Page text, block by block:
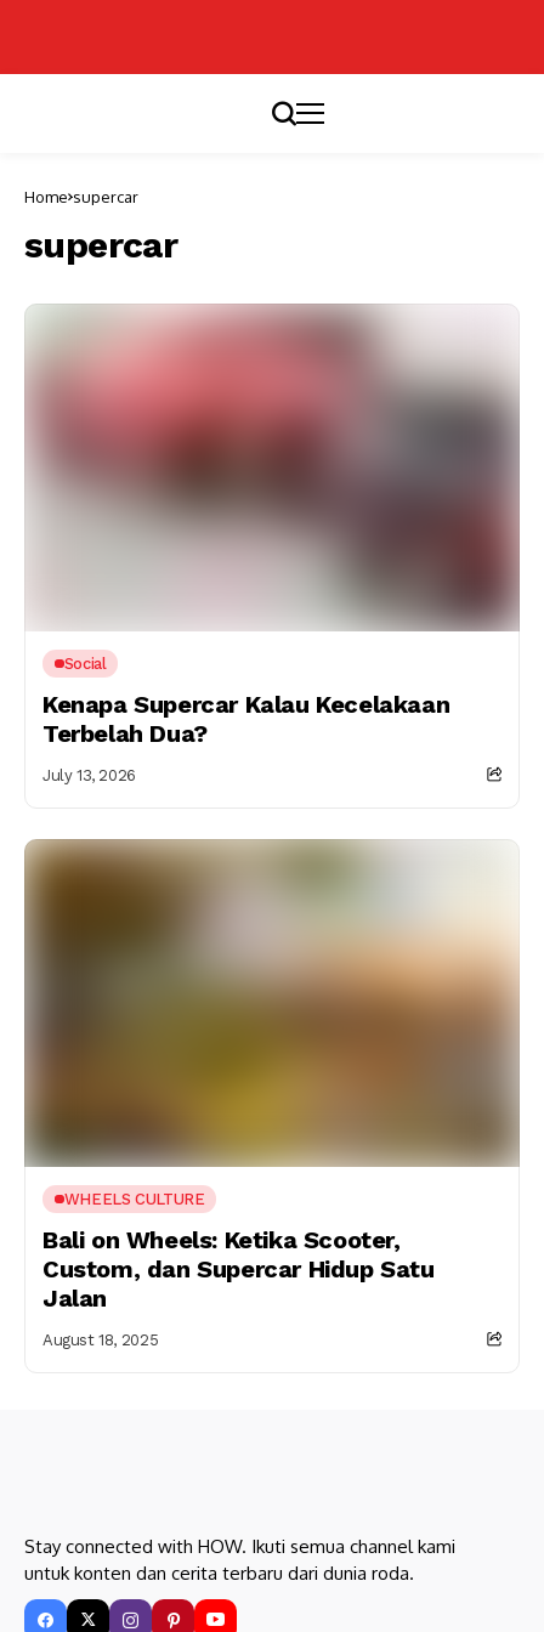
Home supercar
supercar
Social
Kenapa Supercar Kalau Kecelakaan
Terbelah Dua?
July 13, 2026
WHEELS CULTURE
Bali on Wheels: Ketika Scooter,
Custom, dan Supercar Hidup Satu
Jalan
August 18, 2025
Stay connected with HOW. Ikuti semua channel kami
untuk konten dan cerita terbaru dari dunia roda.